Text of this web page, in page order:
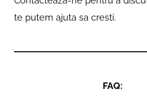
te putem ajuta sa cresti.
FAQ: